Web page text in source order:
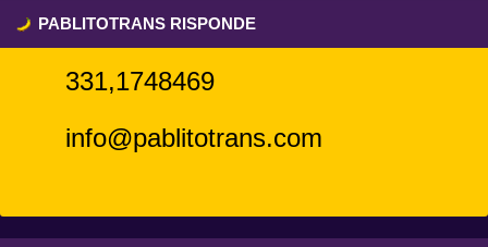
PABLITOTRANS RISPONDE
331,1748469
info@pablitotrans.com